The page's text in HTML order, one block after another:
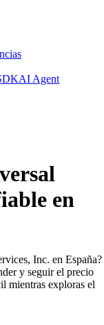
AI Agent
en
Inc. en España?
y seguir el precio
mientras exploras el